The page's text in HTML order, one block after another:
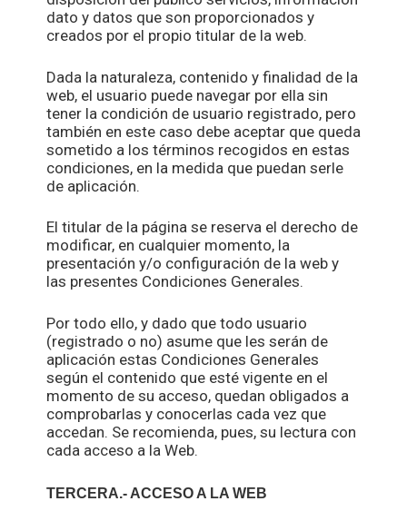
dato y datos que son proporcionados y
creados por el propio titular de la web.
Dada la naturaleza, contenido y finalidad de la
web, el usuario puede navegar por ella sin
tener la condición de usuario registrado, pero
también en este caso debe aceptar que queda
sometido a los términos recogidos en estas
condiciones, en la medida que puedan serle
de aplicación.
El titular de la página se reserva el derecho de
modificar, en cualquier momento, la
presentación y/o configuración de la web y
las presentes Condiciones Generales.
Por todo ello, y dado que todo usuario
(registrado o no) asume que les serán de
aplicación estas Condiciones Generales
según el contenido que esté vigente en el
momento de su acceso, quedan obligados a
comprobarlas y conocerlas cada vez que
accedan. Se recomienda, pues, su lectura con
cada acceso a la Web.
TERCERA.- ACCESO A LA WEB